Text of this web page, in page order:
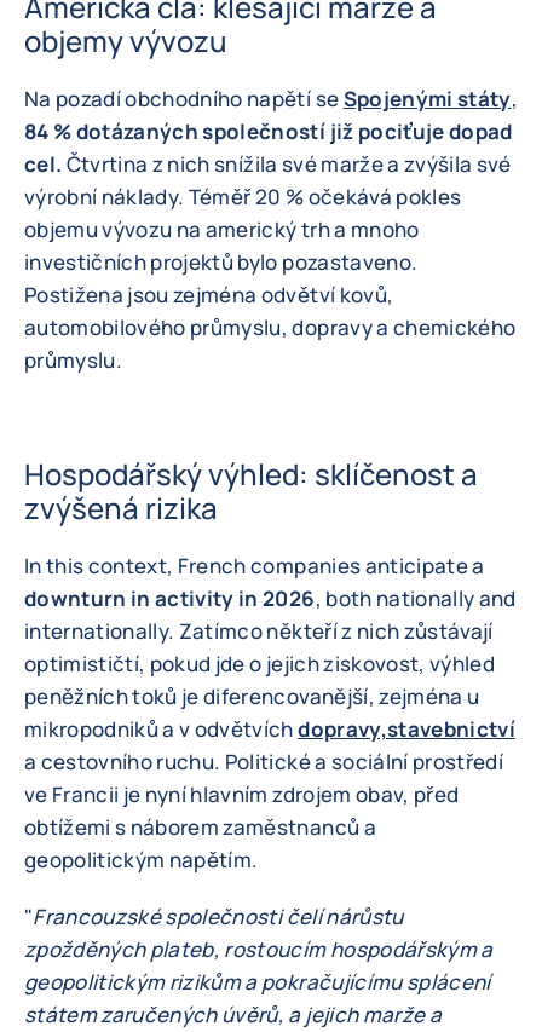
objemy vývozu
Na pozadí obchodního napětí seSpojenými státy,
84 % dotázaných společností již pociťuje dopad
cel. Čtvrtina z nich snížila své marže a zvýšila své
výrobní náklady. Téměř 20 % očekává pokles
objemu vývozu na americký trh a mnoho
investičních projektů bylo pozastaveno.
Postižena jsou zejména odvětví kovů,
automobilového průmyslu, dopravy a chemického
průmyslu.
Hospodářský výhled: sklíčenost a
zvýšená rizika
In this context, French companies anticipate a
downturn in activity in 2026, both nationally and
internationally. Zatímco někteří z nich zůstávají
optimističtí, pokud jde o jejich ziskovost, výhled
peněžních toků je diferencovanější, zejména u
mikropodniků a v odvětvíchdopravy,stavebnictví
a cestovního ruchu. Politické a sociální prostředí
ve Francii je nyní hlavním zdrojem obav, před
obtížemi s náborem zaměstnanců a
geopolitickým napětím.
"Francouzské společnosti čelí nárůstu
zpožděných plateb, rostoucím hospodářským a
geopolitickým rizikům a pokračujícímu splácení
státem zaručených úvěrů, a jejich marže a